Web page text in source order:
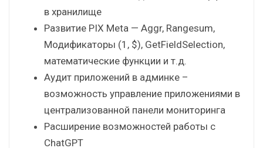
новых видов визуализаций
Pixel perfect – расширение возможности
костомизирования дашбордов и
свободного размещения объектов на
дашборде без сетки
Write-back — запись данных из интерфейса
в хранилище
Развитие PIX Meta — Aggr, Rangesum,
Модификаторы (1, $), GetFieldSelection,